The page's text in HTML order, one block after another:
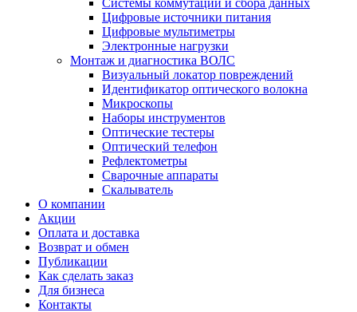
Системы коммутации и сбора данных
Цифровые источники питания
Цифровые мультиметры
Электронные нагрузки
Монтаж и диагностика ВОЛС
Визуальный локатор повреждений
Идентификатор оптического волокна
Микроскопы
Наборы инструментов
Оптические тестеры
Оптический телефон
Рефлектометры
Сварочные аппараты
Скалыватель
О компании
Акции
Оплата и доставка
Возврат и обмен
Публикации
Как сделать заказ
Для бизнеса
Контакты